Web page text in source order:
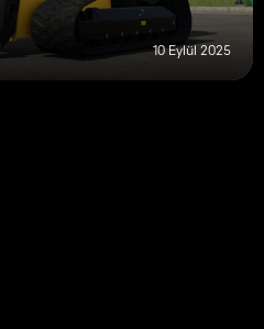
10 Eylül 2025